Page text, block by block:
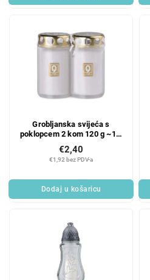
Grobljanska svijeća s
poklopcem 2 kom 120 g ~1,5
dana bijela prešana
€1,92 bez PDV-a
€2,40
Dodaj u košaricu